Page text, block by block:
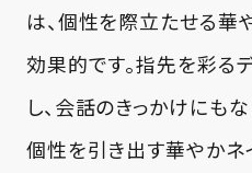
は、個性を際立たせる華
効果的です。指先を彩る
し、会話のきっかけにもな
個性を引き出す華やかネ